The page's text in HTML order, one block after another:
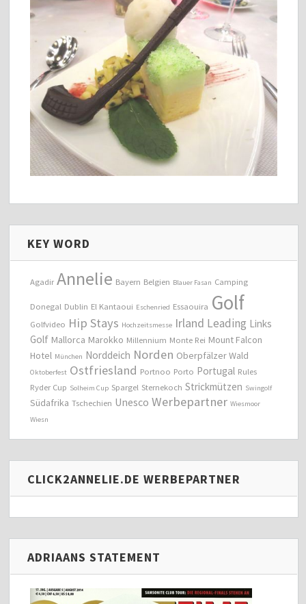
KEY WORD
Agadir Annelie Bayern Belgien Blauer Fasan Camping
Donegal Dublin El Kantaoui Eschenried Essaouira Golf
Golfvideo Hip Stays Hochzeitsmesse Irland Leading Links
Golf Mallorca Marokko Millennium Monte Rei Mount Falcon
Hotel München Norddeich Norden Oberpfälzer Wald
Oktoberfest Ostfriesland Portnoo Porto Portugal Rules
Ryder Cup Solheim Cup Spargel Sternekoch Strickmützen Swingolf
Südafrika Tschechien Unesco Werbepartner Wiesmoor
Wiesn
CLICK2ANNELIE.DE WERBEPARTNER
ADRIAANS STATEMENT